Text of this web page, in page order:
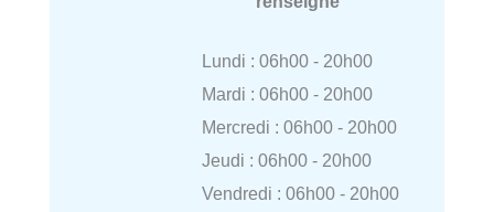
Lundi : 06h00 - 20h00
Mardi : 06h00 - 20h00
Mercredi : 06h00 - 20h00
Jeudi : 06h00 - 20h00
Vendredi : 06h00 - 20h00